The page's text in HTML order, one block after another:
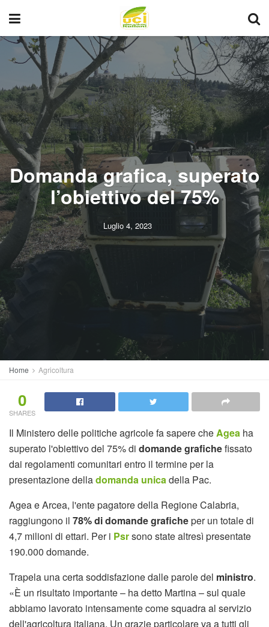
Domanda grafica, superato
l’obiettivo del 75%
Luglio 4, 2023
Home Agricoltura
0
SHARES
Il Ministero delle politiche agricole fa sapere cheAgea ha
superato l'obiettivo del 75% di domande grafichefissato
dai regolamenti comunitari entro il termine per la
presentazione delladomanda unicadella Pac.
Agea e Arcea, l'ente pagatore della Regione Calabria,
raggiungono il 78% di domande graficheper un totale di
4,7 milioni di ettari. Per i Psrsono state altresì presentate
190.000 domande.
Trapela una certa soddisfazione dalle parole del ministro.
«È un risultato importante – ha detto Martina – sul quale
abbiamo lavorato intensamente come squadra al servizio
dell'agricoltura italiana. Un grazie particolare va a tutti gli